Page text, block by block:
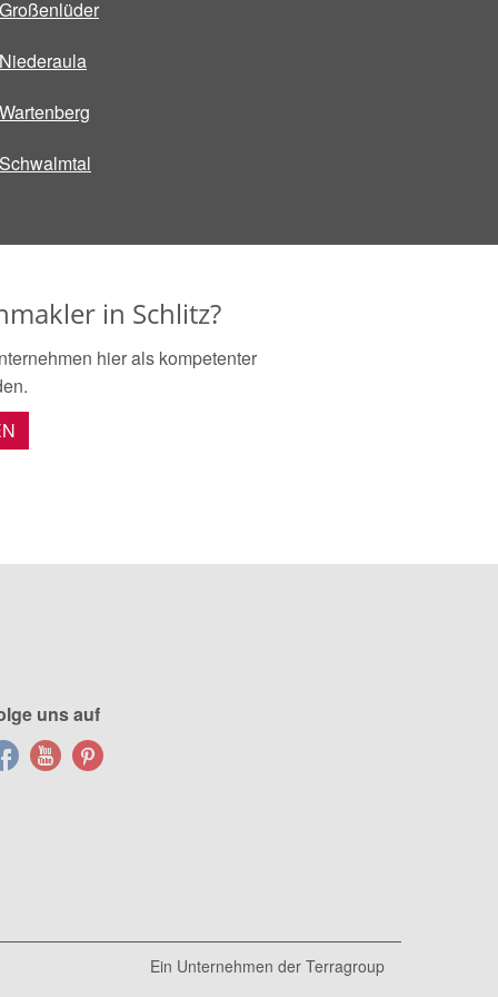
Großenlüder
Niederaula
Wartenberg
Schwalmtal
in Schlitz?
hier als kompetenter
uns auf
Ein Unternehmen der Terragroup